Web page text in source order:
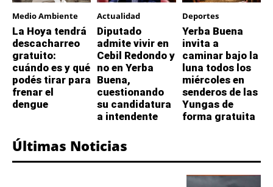
Medio Ambiente
La Hoya tendrá
descacharreo
gratuito:
cuándo es y qué
podés tirar para
frenar el
dengue
Actualidad
Diputado
admite vivir en
Cebil Redondo y
no en Yerba
Buena,
cuestionando
su candidatura
a intendente
Deportes
Yerba Buena
invita a
caminar bajo la
luna todos los
miércoles en
senderos de las
Yungas de
forma gratuita
Últimas Noticias